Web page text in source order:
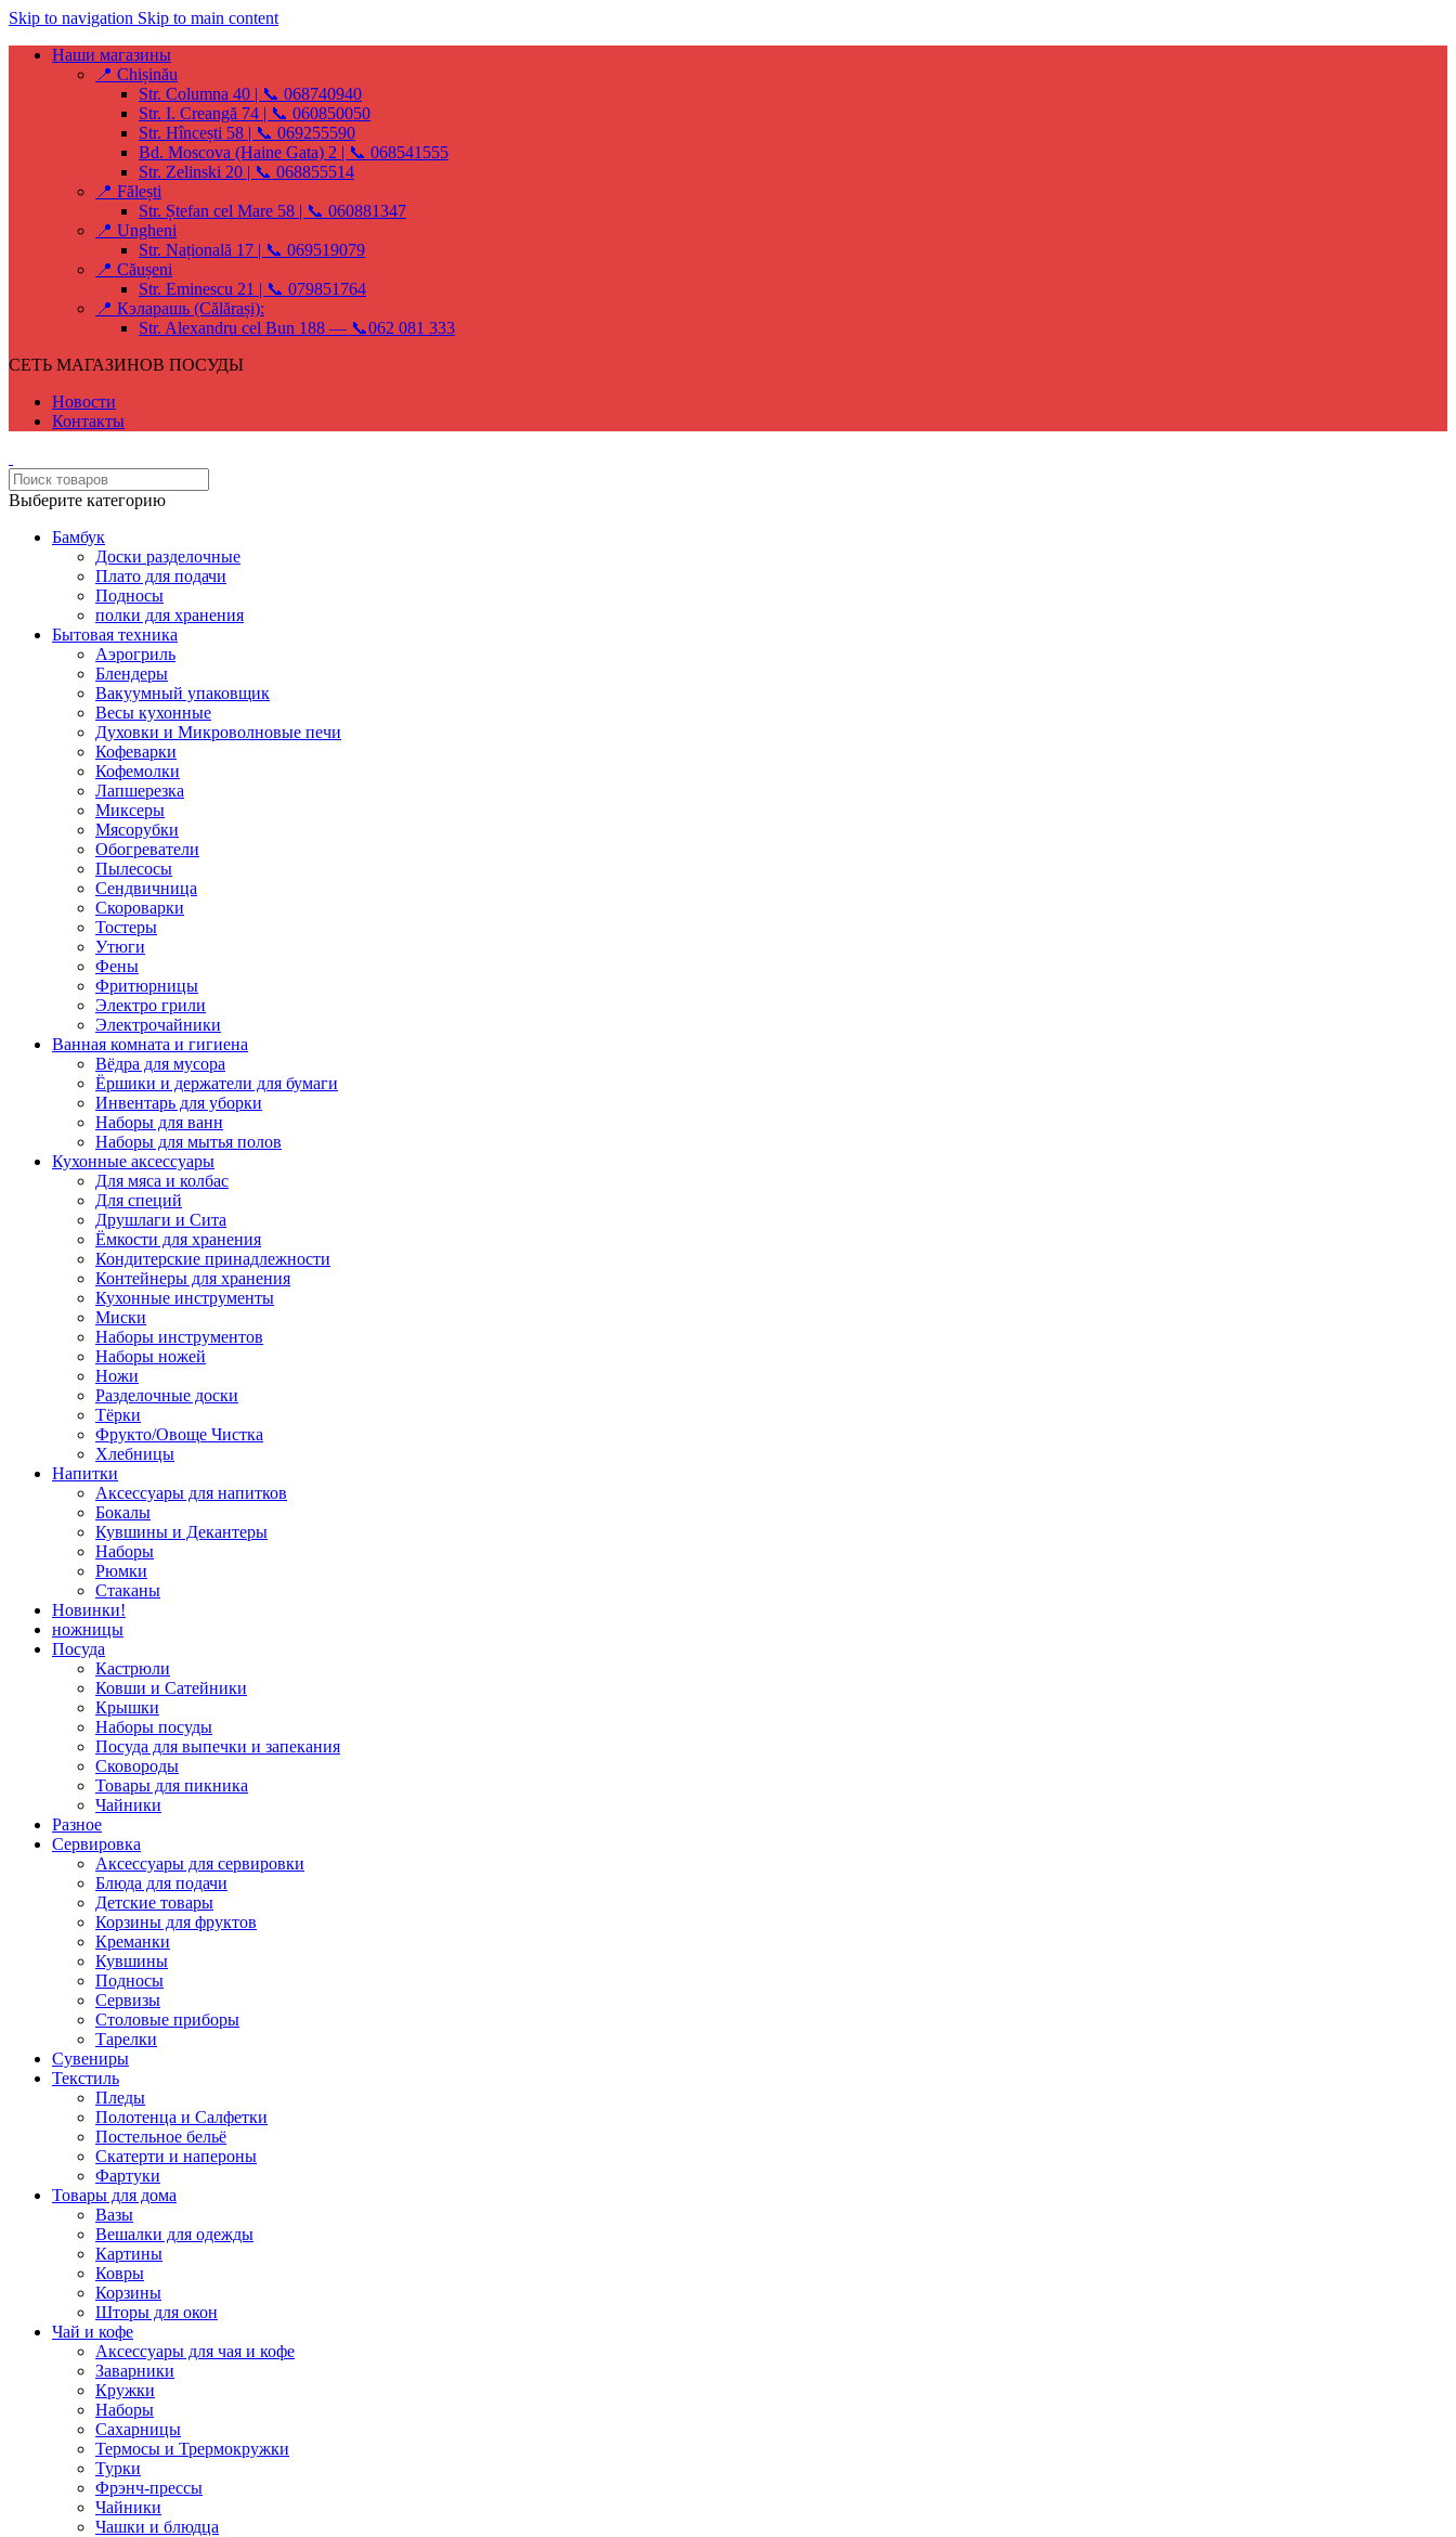
Skip to navigation Skip to main content
Наши магазины
📍 Chișinău
Str. Columna 40 | 📞 068740940
Str. I. Creangă 74 | 📞 060850050
Str. Hîncești 58 | 📞 069255590
Bd. Moscova (Haine Gata) 2 | 📞 068541555
Str. Zelinski 20 | 📞 068855514
📍 Fălești
Str. Ștefan cel Mare 58 | 📞 060881347
📍 Ungheni
Str. Națională 17 | 📞 069519079
📍 Căușeni
Str. Eminescu 21 | 📞 079851764
📍 Кэларашь (Călărași):
Str. Alexandru cel Bun 188 — 📞062 081 333
СЕТЬ МАГАЗИНОВ ПОСУДЫ
Новости
Контакты
Выберите категорию
Бамбук
Доски разделочные
Плато для подачи
Подносы
полки для хранения
Бытовая техника
Аэрогриль
Блендеры
Вакуумный упаковщик
Весы кухонные
Духовки и Микроволновые печи
Кофеварки
Кофемолки
Лапшерезка
Миксеры
Мясорубки
Обогреватели
Пылесосы
Сендвичница
Скороварки
Тостеры
Утюги
Фены
Фритюрницы
Электро грили
Электрочайники
Ванная комната и гигиена
Вёдра для мусора
Ёршики и держатели для бумаги
Инвентарь для уборки
Наборы для ванн
Наборы для мытья полов
Кухонные аксессуары
Для мяса и колбас
Для специй
Друшлаги и Сита
Ёмкости для хранения
Кондитерские принадлежности
Контейнеры для хранения
Кухонные инструменты
Миски
Наборы инструментов
Наборы ножей
Ножи
Разделочные доски
Тёрки
Фрукто/Овоще Чистка
Хлебницы
Напитки
Аксессуары для напитков
Бокалы
Кувшины и Декантеры
Наборы
Рюмки
Стаканы
Новинки!
ножницы
Посуда
Кастрюли
Ковши и Сатейники
Крышки
Наборы посуды
Посуда для выпечки и запекания
Сковороды
Товары для пикника
Чайники
Разное
Сервировка
Аксессуары для сервировки
Блюда для подачи
Детские товары
Корзины для фруктов
Креманки
Кувшины
Подносы
Сервизы
Столовые приборы
Тарелки
Сувениры
Текстиль
Пледы
Полотенца и Салфетки
Постельное бельё
Скатерти и напероны
Фартуки
Товары для дома
Вазы
Вешалки для одежды
Картины
Ковры
Корзины
Шторы для окон
Чай и кофе
Аксессуары для чая и кофе
Заварники
Кружки
Наборы
Сахарницы
Термосы и Трермокружки
Турки
Фрэнч-прессы
Чайники
Чашки и блюдца